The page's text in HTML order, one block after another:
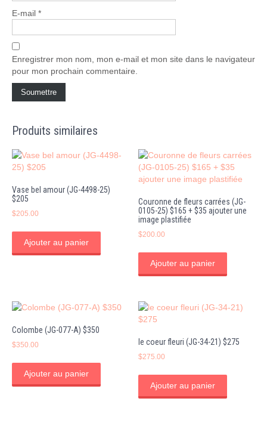
E-mail *
Enregistrer mon nom, mon e-mail et mon site dans le navigateur
pour mon prochain commentaire.
Produits similaires
Vase bel amour (JG-4498-25)
$205
$205.00
Ajouter au panier
Couronne de fleurs carrées (JG-
0105-25) $165 + $35 ajouter une
image plastifiée
$200.00
Ajouter au panier
Colombe (JG-077-A) $350
$350.00
Ajouter au panier
le coeur fleuri (JG-34-21) $275
$275.00
Ajouter au panier